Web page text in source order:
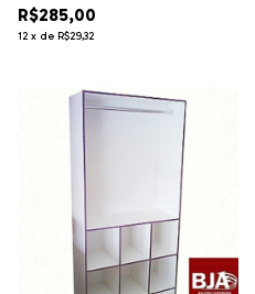
R$285,00
12 x de R$29,32